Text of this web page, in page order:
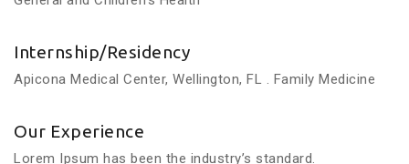
Internship/Residency
Apicona Medical Center, Wellington, FL . Family Medicine
Our Experience
Lorem Ipsum has been the industry’s standard.